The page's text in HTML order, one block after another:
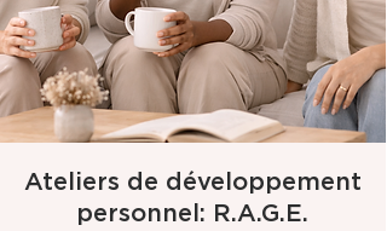
Ateliers de développement
personnel: R.A.G.E.